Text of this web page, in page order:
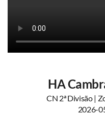
HA
CN 2ª Divisão |
2026-